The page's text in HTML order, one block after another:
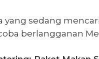
yang sedang
berlangganan